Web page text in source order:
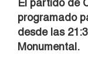
programado
desde las
Monumental.